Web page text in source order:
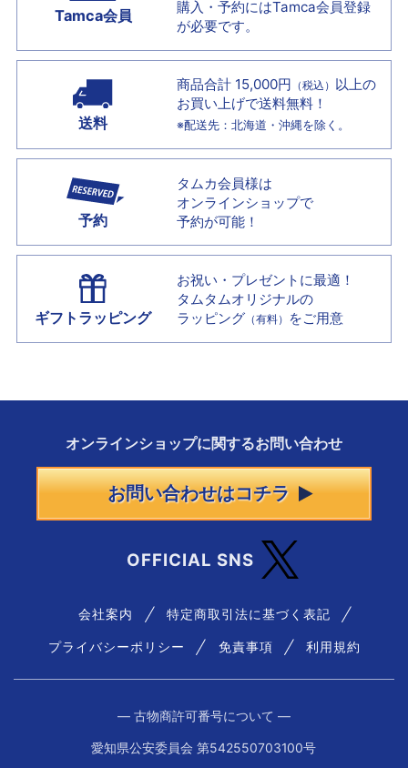
Tamca会員
購入・予約にはTamca会員登録
が必要です。
送料
商品合計 15,000円 （税込） 以上の
お買い上げで送料無料！
※配送先：北海道・沖縄を除く。
予約
タムカ会員様は
オンラインショップで
予約が可能！
ギフトラッピング
お祝い・プレゼントに最適！
タムタムオリジナルの
ラッピング （有料） をご用意
オンラインショップに関するお問い合わせ
お問い合わせはコチラ
OFFICIAL SNS
会社案内 特定商取引法に基づく表記
プライバシーポリシー 免責事項 利用規約
― 古物商許可番号について ―
愛知県公安委員会 第542550703100号